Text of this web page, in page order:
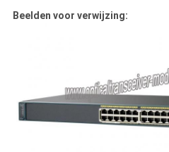
Beelden voor verwijzing: